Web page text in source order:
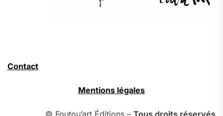
Contact
Mentions légales